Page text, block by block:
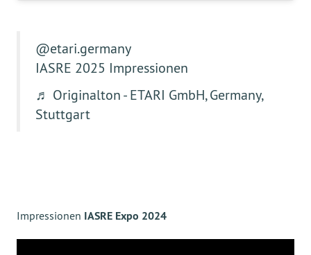
@etari.germany
IASRE 2025 Impressionen
♬ Originalton - ETARI GmbH, Germany,
Stuttgart
Impressionen IASRE Expo 2024